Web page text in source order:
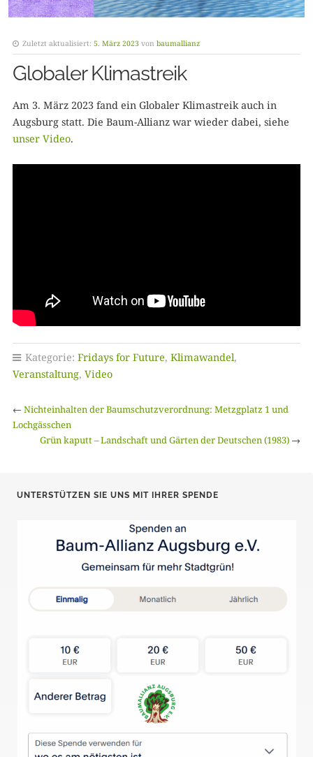
Zuletzt aktualisiert: 5. März 2023 von baumallianz
Globaler Klimastreik
Am 3. März 2023 fand ein Globaler Klimastreik auch in
Augsburg statt. Die Baum-Allianz war wieder dabei, siehe
unser Video.
Kategorie: Fridays for Future, Klimawandel,
Veranstaltung, Video
← Nichteinhalten der Baumschutzverordnung: Metzgplatz 1 und
Lochgässchen
Grün kaputt – Landschaft und Gärten der Deutschen (1983) →
UNTERSTÜTZEN SIE UNS MIT IHRER SPENDE